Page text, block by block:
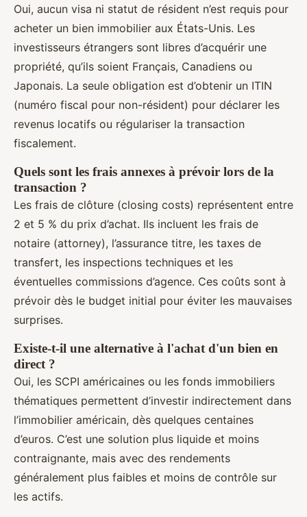
Oui, aucun visa ni statut de résident n’est requis pour
acheter un bien immobilier aux États-Unis. Les
investisseurs étrangers sont libres d’acquérir une
propriété, qu’ils soient Français, Canadiens ou
Japonais. La seule obligation est d’obtenir un ITIN
(numéro fiscal pour non-résident) pour déclarer les
revenus locatifs ou régulariser la transaction
fiscalement.
Quels sont les frais annexes à prévoir lors de la
transaction ?
Les frais de clôture (closing costs) représentent entre
2 et 5 % du prix d’achat. Ils incluent les frais de
notaire (attorney), l’assurance titre, les taxes de
transfert, les inspections techniques et les
éventuelles commissions d’agence. Ces coûts sont à
prévoir dès le budget initial pour éviter les mauvaises
surprises.
Existe-t-il une alternative à l'achat d'un bien en
direct ?
Oui, les SCPI américaines ou les fonds immobiliers
thématiques permettent d’investir indirectement dans
l’immobilier américain, dès quelques centaines
d’euros. C’est une solution plus liquide et moins
contraignante, mais avec des rendements
généralement plus faibles et moins de contrôle sur
les actifs.